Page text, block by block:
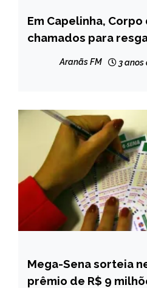
CAPELINHA
NOTÍCIAS
Em Capelinha,
chamados para
Aranãs FM 3 anos
BRASIL
CAPELINHA
Mega-Sena sorteia
prêmio de R$ 9